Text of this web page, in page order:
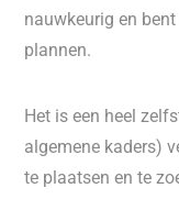
nauwkeurig en
plannen.
Het is een heel
algemene kaders)
te plaatsen en te